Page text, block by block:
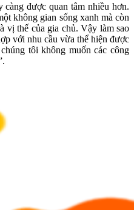
càng được quan tâm nhiều hơn.
không gian sống xanh mà còn
vị thế của gia chủ. Vậy làm sao
với nhu cầu vừa thể hiện được
tôi không muốn các công